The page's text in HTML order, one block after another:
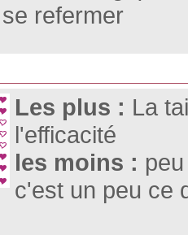
refermer
Les plus : La
l'efficacité
les moins :
c'est un peu ce